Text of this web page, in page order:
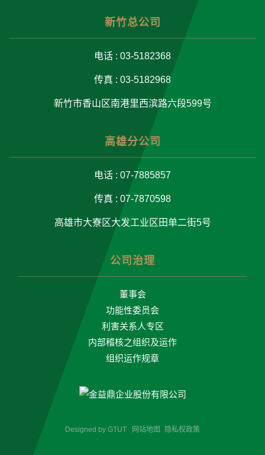
新竹总公司
电话 : 03-5182368
传真 : 03-5182968
新竹市香山区南港里西滨路六段599号
高雄分公司
电话 : 07-7885857
传真 : 07-7870598
高雄市大寮区大发工业区田单二街5号
公司治理
董事会
功能性委员会
利害关系人专区
内部稽核之组织及运作
组织运作规章
Designed by GTUT 网站地图 隐私权政策